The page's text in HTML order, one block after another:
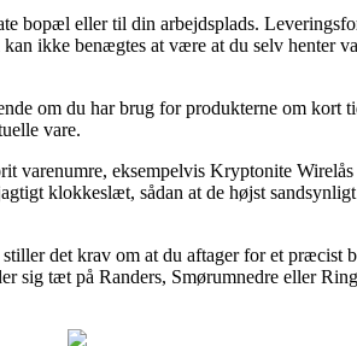
bopæl eller til din arbejdsplads.
ikke benægtes at være at du selv henter
om du har brug for produkterne om kort
vare.
varenumre, eksempelvis Kryptonite
klokkeslæt, sådan at de højst
det krav om at du aftager for et præcist
sig tæt på Randers, Smørumnedre eller